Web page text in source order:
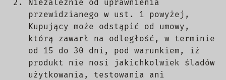
Niezależnie od uprawnienia
przewidzianego w ust. 1 powyżej,
Kupujący może odstąpić od umowy,
którą zawarł na odległość, w terminie
od 15 do 30 dni, pod warunkiem, iż
produkt nie nosi jakichkolwiek śladów
użytkowania, testowania ani